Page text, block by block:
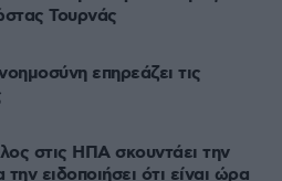
Τουρνάς
επηρεάζει τις
στις ΗΠΑ σκουντάει την
ειδοποιήσει ότι είναι ώρα